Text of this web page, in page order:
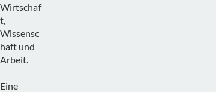
Wirtschaf
t,
Wissensc
haft und
Arbeit.
Eine